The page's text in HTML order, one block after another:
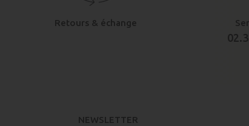
Retours & échange
NEWSLETTER